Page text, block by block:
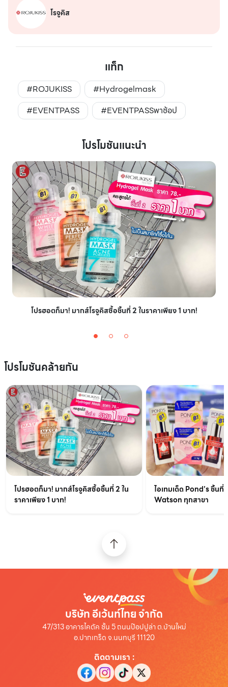
โรจูคิส
แท็ก
#ROJUKISS
#Hydrogelmask
#EVENTPASS
#EVENTPASSพาช้อป
โปรโมชันแนะนำ
โปรฮอตก็มา! มากส์โรจูคิสซื้อชิ้นที่ 2 ในราคาเพียง 1 บาท!
โปรโมชันคล้ายกัน
โปรฮอตก็มา! มากส์โรจูคิสซื้อชิ้นที่ 2 ใน
ราคาเพียง 1 บาท!
ไอเทมเด็ด Pond’s ชิ้นที่
Watson ทุกสาขา
บริษัท อีเว้นท์ไทย จำกัด
47/313 อาคารไคตัค ชั้น 5 ถนนป๊อปปูล่า ต.บ้านใหม่
อ.ปากเกร็ด จ.นนทบุรี 11120
ติดตามเรา :